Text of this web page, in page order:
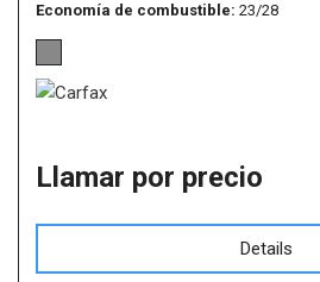
Economía de combustible 23/28
Llamar por precio
Details